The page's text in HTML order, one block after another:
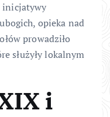
inicjatywy
opieka nad
prowadziło
służyły lokalnym
i